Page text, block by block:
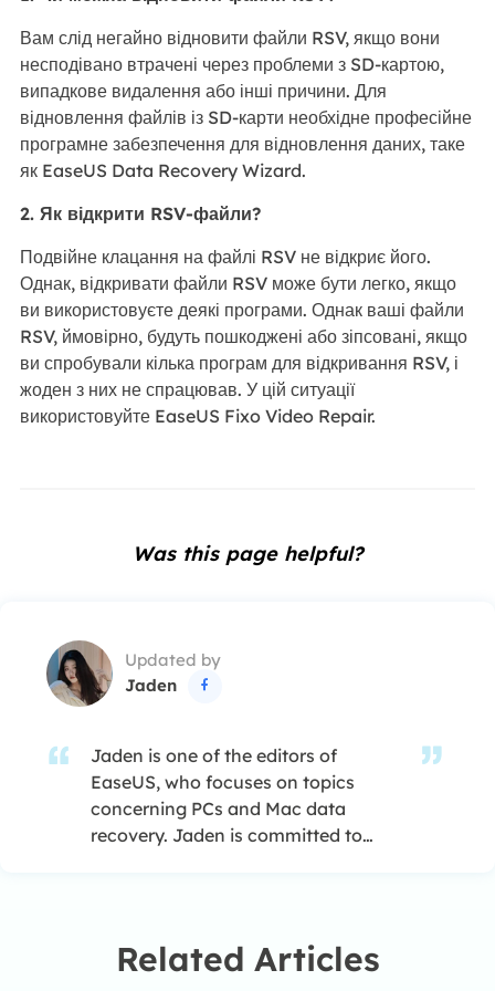
Вам слід негайно відновити файли RSV, якщо вони
несподівано втрачені через проблеми з SD-картою,
випадкове видалення або інші причини. Для
відновлення файлів із SD-карти необхідне професійне
програмне забезпечення для відновлення даних, таке
як EaseUS Data Recovery Wizard.
2. Як відкрити RSV-файли?
Подвійне клацання на файлі RSV не відкриє його.
Однак, відкривати файли RSV може бути легко, якщо
ви використовуєте деякі програми. Однак ваші файли
RSV, ймовірно, будуть пошкоджені або зіпсовані, якщо
ви спробували кілька програм для відкривання RSV, і
жоден з них не спрацював. У цій ситуації
використовуйте EaseUS Fixo Video Repair.
Was this page helpful?
Updated by
Jaden

Jaden is one of the editors of
EaseUS, who focuses on topics
concerning PCs and Mac data
recovery. Jaden is committed to
intelligent products.…
Related Articles